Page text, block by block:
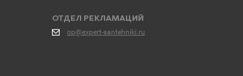
ОТДЕЛ РЕКЛАМАЦИЙ
op@expert-santehniki.ru